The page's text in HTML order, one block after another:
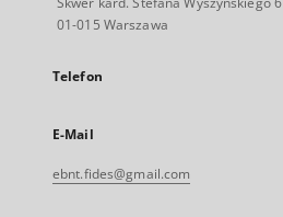
01-015 Warszawa
Telefon
E-Mail
ebnt.fides@gmail.com